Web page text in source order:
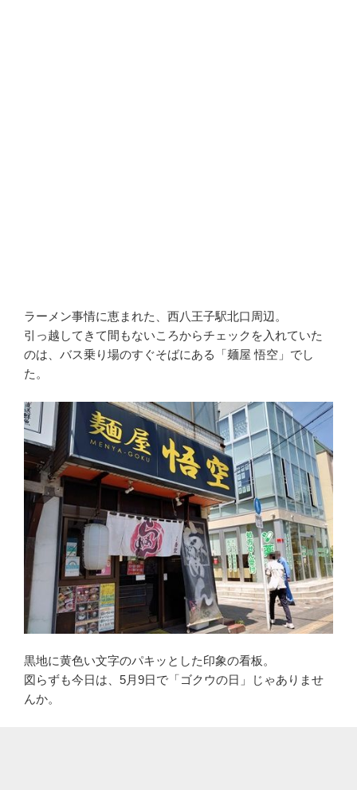
ラーメン事情に恵まれた、西八王子駅北口周辺。
引っ越してきて間もないころからチェックを入れていた
のは、バス乗り場のすぐそばにある「麺屋 悟空」でし
た。
黒地に黄色い文字のパキッとした印象の看板。
図らずも今日は、5月9日で「ゴクウの日」じゃありませ
んか。